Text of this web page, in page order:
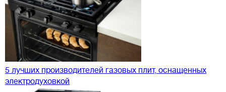
5 лучших производителей газовых плит, оснащенных
электродуховкой